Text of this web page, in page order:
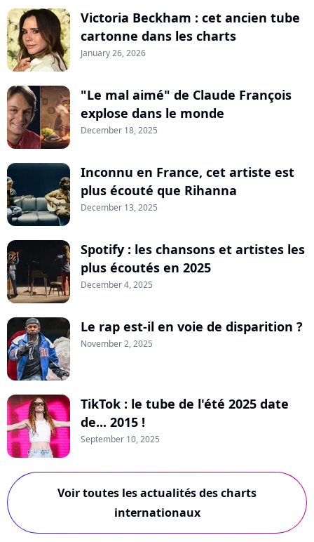
Victoria Beckham : cet ancien tube
cartonne dans les charts
January 26, 2026
"Le mal aimé" de Claude François
explose dans le monde
December 18, 2025
Inconnu en France, cet artiste est
plus écouté que Rihanna
December 13, 2025
Spotify : les chansons et artistes les
plus écoutés en 2025
December 4, 2025
Le rap est-il en voie de disparition ?
November 2, 2025
TikTok : le tube de l'été 2025 date
de... 2015 !
September 10, 2025
Voir toutes les actualités des charts
internationaux